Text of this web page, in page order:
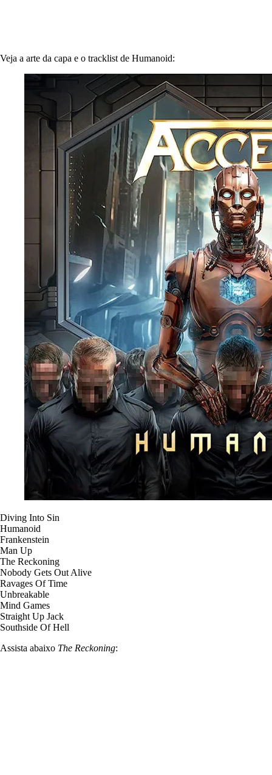
Veja a arte da capa e o tracklist de Humanoid:
Diving Into Sin
Humanoid
Frankenstein
Man Up
The Reckoning
Nobody Gets Out Alive
Ravages Of Time
Unbreakable
Mind Games
Straight Up Jack
Southside Of Hell
Assista abaixo The Reckoning: